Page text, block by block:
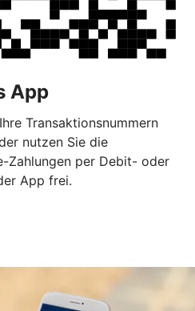
App
Transaktionsnummern
nutzen Sie die
Zahlungen per Debit- oder
App frei.